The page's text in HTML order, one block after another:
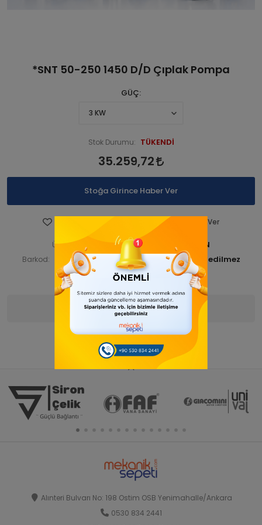
*SNT 50-250 1450 D/D Çıplak Pompa
GÜÇ
Stok Durumu: TÜKENDİ
35.259,72
Stoğa Girince Haber Ver
Fiyatı Düşünce Haber Ver
Ürün Kodu: STNSNT140 00187-ANAÜRÜN
Barkod: STNSNT14000188 İade Bilgisi:
Ürün Bilgisi Yorumlar
Alınteri Bulvarı No: 198 Ostim OSB Yenimahalle/Ankara
0530 834 2441